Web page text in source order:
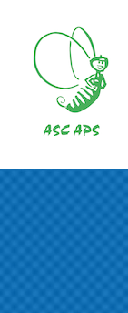
contenuto
principale